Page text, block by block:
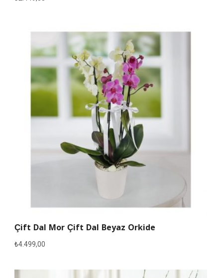
Çift Dal Mor Çift Dal Beyaz Orkide
₺4.499,00